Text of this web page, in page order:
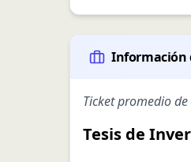
Información
Ticket promedio
Tesis de